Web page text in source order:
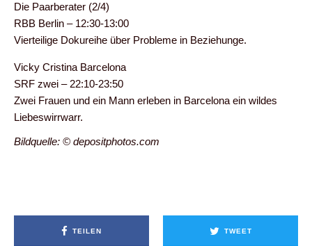
Die Paarberater (2/4)
RBB Berlin – 12:30-13:00
Vierteilige Dokureihe über Probleme in Beziehunge.
Vicky Cristina Barcelona
SRF zwei – 22:10-23:50
Zwei Frauen und ein Mann erleben in Barcelona ein wildes
Liebeswirrwarr.
Bildquelle: © depositphotos.com
TEILEN TWEET